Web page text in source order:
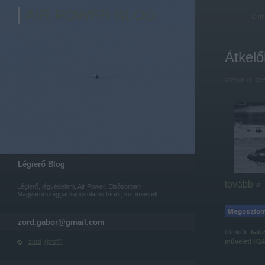
Légierő Blog
Légierő, légvédelem, Air Power. Elsősorban
Magyarországgal kapcsolatos hírek, kommentek.
zord.gabor@gmail.com
zord ( profil )
tovább »
Címkék:
műveleti